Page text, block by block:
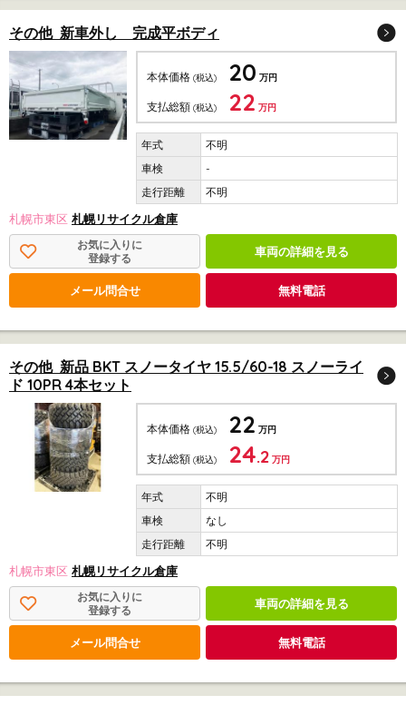
その他 新車外し 完成平ボディ
本体価格 (税込) 20 万円
支払総額 (税込) 22 万円
不明
-
不明
札幌市東区 札幌リサイクル倉庫
お気に入りに
登録する
車両の詳細を見る
メール問合せ 無料電話
その他 新品 BKT スノータイヤ 15.5/60-18 スノーライ
ド 10PR 4本セット
本体価格 (税込) 22 万円
支払総額 (税込) 24.2 万円
不明
なし
不明
札幌市東区 札幌リサイクル倉庫
お気に入りに
登録する
車両の詳細を見る
メール問合せ 無料電話